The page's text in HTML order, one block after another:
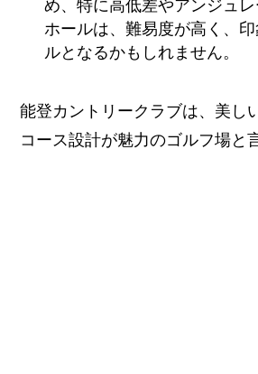
め、特に高低差やアンジュ
ホールは、難易度が高く、
ルとなるかもしれません。
能登カントリークラブは、美し
コース設計が魅力のゴルフ場と